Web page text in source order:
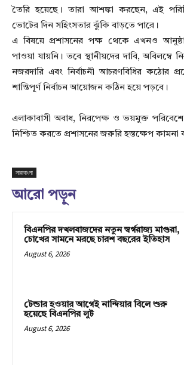
তৈরি হয়েছে। তারা আশঙ্কা করছেন, এই
ভোটের দিন সহিংসতার ঝুঁকি বাড়তে পারে।
এ বিষয়ে প্রশাসনের পক্ষ থেকে এখনও
পাওয়া যায়নি। তবে স্থানীয়দের দাবি, অবিলম্বে
নজরদারি এবং নির্বাচনী আচরণবিধির কঠোর
শান্তিপূর্ণ নির্বাচন আয়োজন কঠিন হয়ে পড়বে।
এলাকাবাসী অবাধ, নিরপেক্ষ ও ভয়মুক্ত
নিশ্চিত করতে প্রশাসনের জরুরি হস্তক্ষেপ কামনা
সারাবাংলা
আরো পড়ুন
বিএনপির দখলবাজদের নতুন স্বর্গরাজ্য মাগুরা,
চোখের সামনে মরছে চারশ বছরের ইতিহাস
August 6, 2026
টেন্ডার হওয়ার আগেই নান্দিয়ার বিলে শুরু
হয়েছে বিএনপির লুট
August 6, 2026